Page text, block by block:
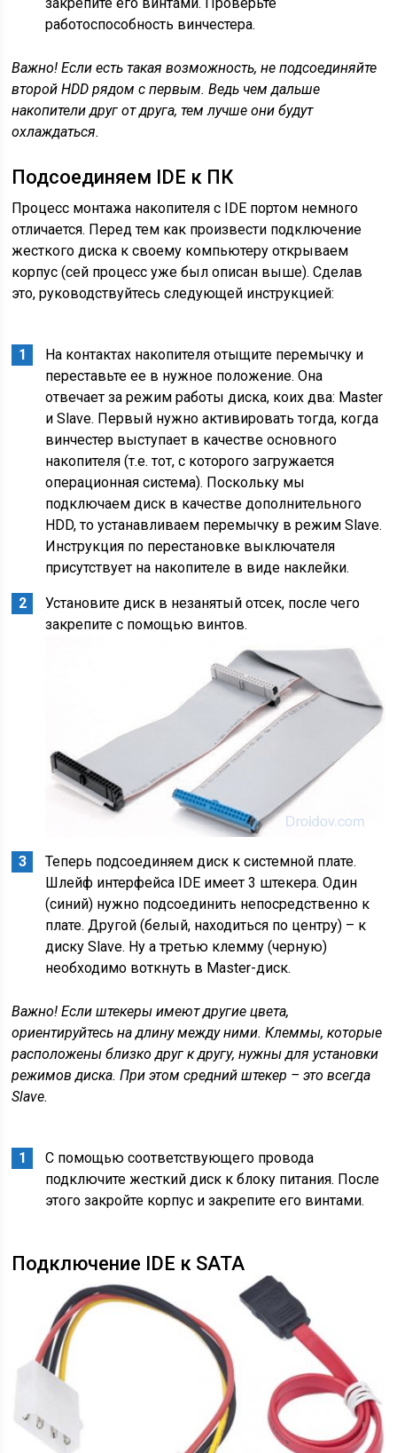
работоспособность винчестера.
Важно! Если есть такая возможность, не подсоединяйте
второйHDD рядом с первым. Ведь чем дальше
накопители друг от друга, тем лучше они будут
охлаждаться.
Подсоединяем IDE к ПК
Процесс монтажа накопителя с IDE портом немного
отличается. Перед тем как произвести подключение
жесткого диска к своему компьютеру открываем
корпус (сей процесс уже был описан выше). Сделав
это, руководствуйтесь следующей инструкцией:
На контактах накопителя отыщите перемычку и
переставьте ее в нужное положение. Она
отвечает за режим работы диска, коих два: Master
и Slave. Первый нужно активировать тогда, когда
винчестер выступает в качестве основного
накопителя (т.е. тот, с которого загружается
операционная система). Поскольку мы
подключаем диск в качестве дополнительного
HDD, то устанавливаем перемычку в режим Slave.
Инструкция по перестановке выключателя
присутствует на накопителе в виде наклейки.
Установите диск в незанятый отсек, после чего
закрепите с помощью винтов.
Теперь подсоединяем диск к системной плате.
Шлейф интерфейса IDE имеет 3 штекера. Один
(синий) нужно подсоединить непосредственно к
плате. Другой (белый, находиться по центру) – к
диску Slave. Ну а третью клемму (черную)
необходимо воткнуть в Master-диск.
Важно! Если штекеры имеют другие цвета,
ориентируйтесь на длину между ними. Клеммы, которые
расположены близко друг к другу, нужны для установки
режимов диска. При этом средний штекер – это всегда
Slave.
С помощью соответствующего провода
подключите жесткий диск к блоку питания. После
этого закройте корпус и закрепите его винтами.
Подключение IDE к SATA